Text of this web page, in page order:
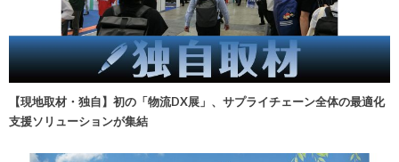
【現地取材・独自】初の「物流DX展」、サプライチェーン全体の最適化
支援ソリューションが集結